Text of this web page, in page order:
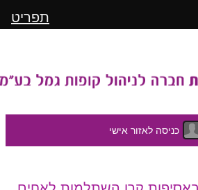
כניסה לאזור אישי
תפריט